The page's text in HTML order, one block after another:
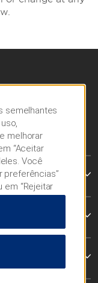
semelhantes
melhorar
“Aceitar
Você
preferências”
em “Rejeitar
nosso